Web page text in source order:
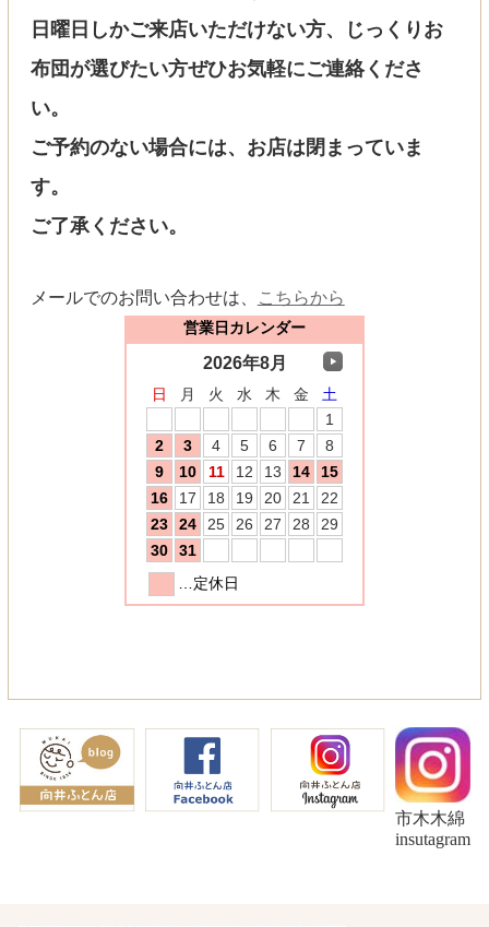
日曜日しかご来店いただけない方、じっくりお
布団が選びたい方ぜひお気軽にご連絡くださ
い。
ご予約のない場合には、お店は閉まっていま
す。
ご了承ください。
メールでのお問い合わせは、 こちらから
市木木綿
insutagram